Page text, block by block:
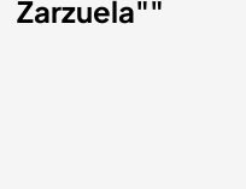
Zarzuela""